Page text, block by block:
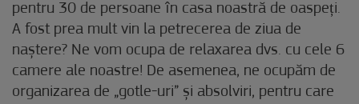
pentru 30 de persoane în casa noastră de oaspeți.
A fost prea mult vin la petrecerea de ziua de
naștere? Ne vom ocupa de relaxarea dvs. cu cele 6
camere ale noastre! De asemenea, ne ocupăm de
organizarea de „gotle-uri” și absolviri, pentru care